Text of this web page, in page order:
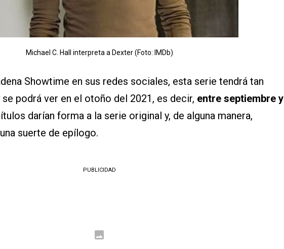
Michael C. Hall interpreta a Dexter (Foto: IMDb)
Showtime en sus redes sociales, esta serie tendrá tan
se podrá ver en el otoño del 2021, es decir, entre septiembre y
darían forma a la serie original y, de alguna manera,
suerte de epílogo.
PUBLICIDAD